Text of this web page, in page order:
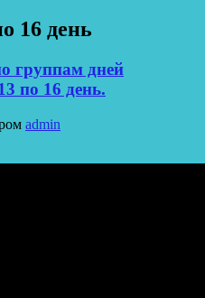
16 день
группам дней
по 16 день.
admin